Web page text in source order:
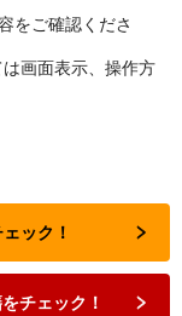
をご確認くださ
画面表示、操作方
ック！
チェック！